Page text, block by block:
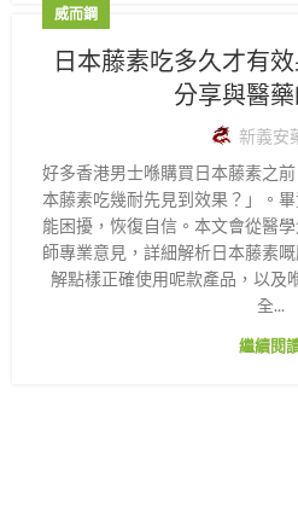
威而鋼
日本藤素吃多久才有
分享與醫
新義安
好多香港男士喺購買日本藤素之
本藤素吃幾耐先見到效果？」。
能困擾，恢復自信。本文會從醫
師專業意見，詳細解析日本藤素
解點樣正確使用呢款產品，以及
全...
繼續閱